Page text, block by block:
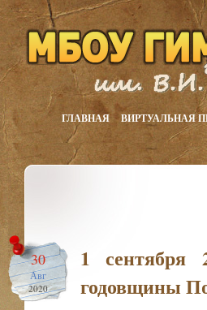
ГЛАВНАЯ ВИРТУАЛЬНАЯ
30
Авг
2020
1 сентября
годовщины